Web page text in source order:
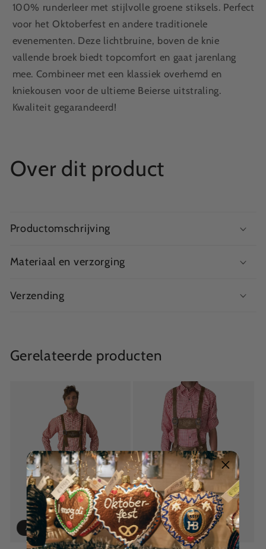
100% runderleer met stijlvolle groene stiksels. Perfect
voor het Oktoberfest en andere traditionele
evenementen. Deze lichtbruine, boven de knie
vallende broek biedt topcomfort en gaat jarenlang
mee. Combineer met een klassiek overhemd en
kniekousen voor de ultieme Beierse uitstraling.
Kwaliteit gegarandeerd!
Over dit product
Productomschrijving
Materiaal en verzorging
Verzending
Gerelateerde producten
Aanbieding Aanbieding